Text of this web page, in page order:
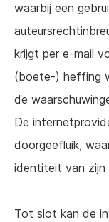
waarbij een
krijgt per e-mail
(boete-) heffing
de
De
doorgeefluik,
identiteit van zijn
Tot slot kan de